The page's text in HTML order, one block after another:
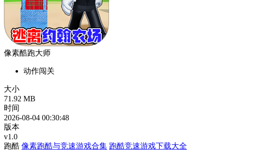
像素酷跑大师
动作闯关
大小
71.92 MB
时间
2026-08-04 00:30:48
版本
v1.0
跑酷 像素跑酷与竞速游戏合集 跑酷竞速游戏下载大全